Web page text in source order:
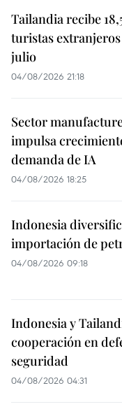
Tailandia recibe
turistas
julio
04/08/2026 21:18
Sector
impulsa
demanda de IA
04/08/2026 18:25
Indonesia
importación de
04/08/2026 09:18
Indonesia y
cooperación en
seguridad
04/08/2026 04:31